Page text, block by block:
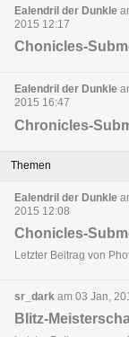
Ealendril der Dunkle
2015 12:17
Chonicles-
Ealendril der Dunkle
2015 16:47
Chronicles-
Themen
Ealendril der Dunkle
2015 12:08
Chonicles-
Letzter Beitrag von
sr_dark am 03 Jan,
Blitz-